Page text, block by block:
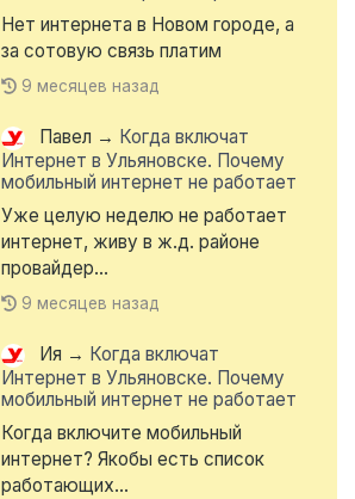
Нет интернета в Новом городе, а
за сотовую связь платим
9 месяцев назад
Павел → Когда включат
Интернет в Ульяновске. Почему
мобильный интернет не работает
Уже целую неделю не работает
интернет, живу в ж.д. районе
провайдер...
9 месяцев назад
Ия → Когда включат
Интернет в Ульяновске. Почему
мобильный интернет не работает
Когда включите мобильный
интернет? Якобы есть список
работающих...